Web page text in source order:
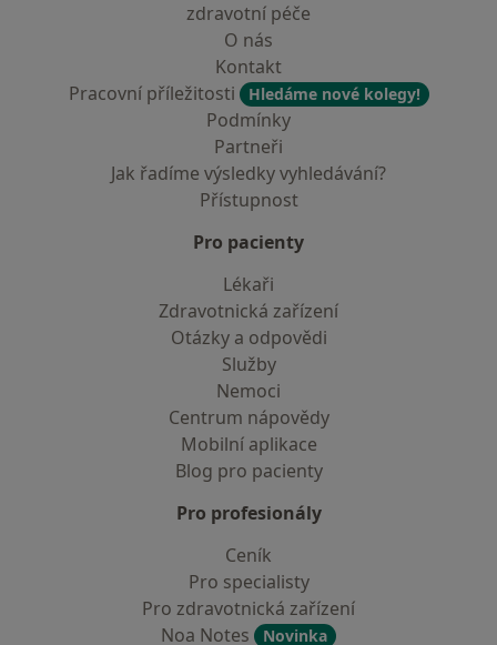
zdravotní péče
O nás
Kontakt
Pracovní příležitosti
Hledáme nové kolegy!
Podmínky
Partneři
Jak řadíme výsledky vyhledávání?
Přístupnost
Pro pacienty
Lékaři
Zdravotnická zařízení
Otázky a odpovědi
Služby
Nemoci
Centrum nápovědy
Mobilní aplikace
Blog pro pacienty
Pro profesionály
Ceník
Pro specialisty
Pro zdravotnická zařízení
Noa Notes
Novinka